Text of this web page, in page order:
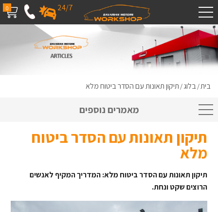
0 24/7
בית/בלוג/ תיקון תאונות עם הסדר ביטוח מלא
מאמרים נוספים
תיקון תאונות עם הסדר ביטוח
מלא
תיקון תאונות עם הסדר ביטוח מלא: המדריך המקיף לאנשים
הרוצים שקט ונחת.